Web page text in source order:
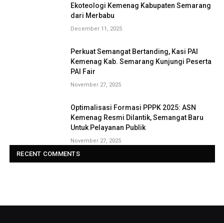
Ekoteologi Kemenag Kabupaten Semarang
dari Merbabu
December 11, 2025
Perkuat Semangat Bertanding, Kasi PAI
Kemenag Kab. Semarang Kunjungi Peserta
PAI Fair
November 27, 2025
Optimalisasi Formasi PPPK 2025: ASN
Kemenag Resmi Dilantik, Semangat Baru
Untuk Pelayanan Publik
November 27, 2025
RECENT COMMENTS